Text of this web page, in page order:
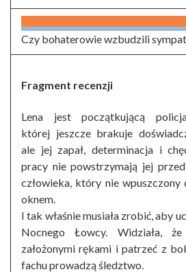
Czy bohaterowie wzbudzili
Fragment recenzji
Lena jest początkującą
której jeszcze brakuje
ale jej zapał, determinacja i
pracy nie powstrzymają jej
człowieka, który nie wpuszczony
oknem.
I tak właśnie musiała zrobić, aby
Nocnego Łowcy. Widziała,
założonymi rękami i patrzeć z
fachu prowadzą śledztwo.